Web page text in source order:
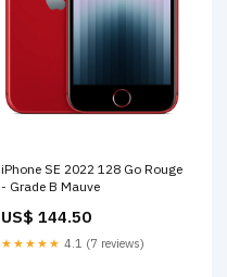
iPhone SE 2022 128 Go Rouge
- Grade B Mauve
US$ 144.50
★★★★★ 4.1 (7 reviews)